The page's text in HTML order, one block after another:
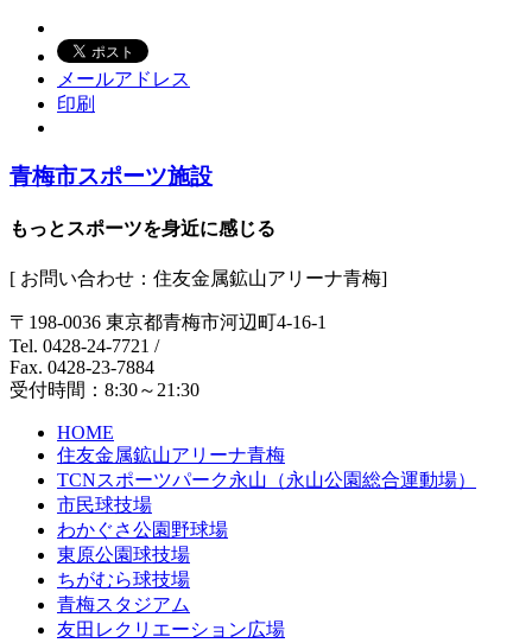
メールアドレス
印刷
青梅市スポーツ施設
もっとスポーツを身近に感じる
[ お問い合わせ：住友金属鉱山アリーナ青梅]
〒198-0036 東京都青梅市河辺町4-16-1
Tel. 0428-24-7721 /
Fax. 0428-23-7884
受付時間：8:30～21:30
HOME
住友金属鉱山アリーナ青梅
TCNスポーツパーク永山（永山公園総合運動場）
市民球技場
わかぐさ公園野球場
東原公園球技場
ちがむら球技場
青梅スタジアム
友田レクリエーション広場